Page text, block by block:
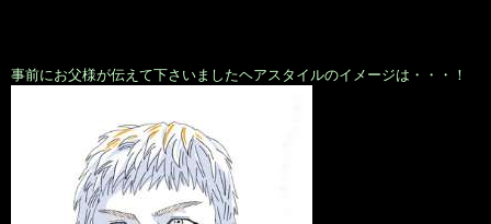
事前にお父様が伝えて下さいましたヘアスタイルのイメージは・・・！